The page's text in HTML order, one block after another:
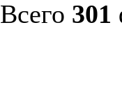
Всего 301